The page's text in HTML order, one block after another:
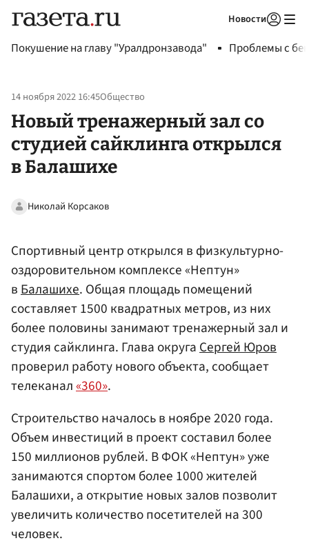
Новости
Покушение на главу "Уралдронзавода" Проблемы с
14 ноября 2022 16:45Общество
Новый тренажерный зал со
студией сайклинга открылся
в Балашихе
Николай Корсаков
Спортивный центр открылся в физкультурно-
оздоровительном комплексе «Нептун»
вБалашихе. Общая площадь помещений
составляет 1500 квадратных метров, из них
более половины занимают тренажерный зал и
студия сайклинга. Глава округаСергей Юров
проверил работу нового объекта, сообщает
телеканал«360».
Строительство началось в ноябре 2020 года.
Объем инвестиций в проект составил более
150 миллионов рублей. В ФОК «Нептун» уже
занимаются спортом более 1000 жителей
Балашихи, а открытие новых залов позволит
увеличить количество посетителей на 300
человек.